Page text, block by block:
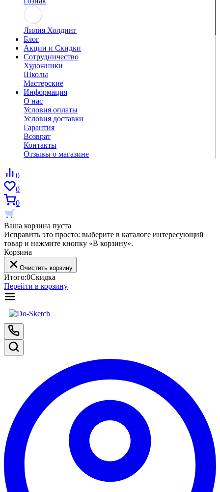
Лилия Холдинг
Блог
Акции и Скидки
Сотрудничество
Художники
Школы
Мастерские
Информация
О нас
Условия оплаты
Условия доставки
Гарантия
Возврат
Контакты
Отзывы о магазине
0
0
0
Ваша корзина пуста
Исправить это просто: выберите в каталоге интересующий
товар и нажмите кнопку «В корзину».
Корзина
Очистить корзину
Итого:0Скидка
Перейти в корзину